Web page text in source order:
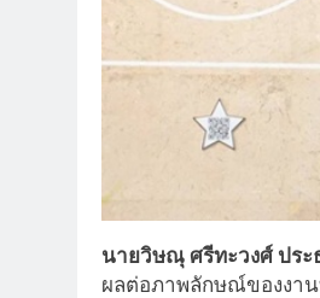
นายวิษณุ ศรีทะวงศ์ ปร
ผลต่อภาพลักษณ์ของงาน